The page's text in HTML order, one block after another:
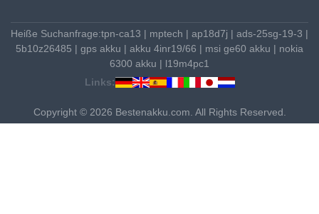
Heiße Suchanfrage:tpn-ca13 | mptech | ap18d7j | ads-25sg-19-3 |
5b10z26485 | gps akku | akku 4inr19/66 | msi ge60 akku | nokia
6300 akku | l19m4pc1
Links:
Copyright © 2026 Bestenakku.com. All Rights Reserved.